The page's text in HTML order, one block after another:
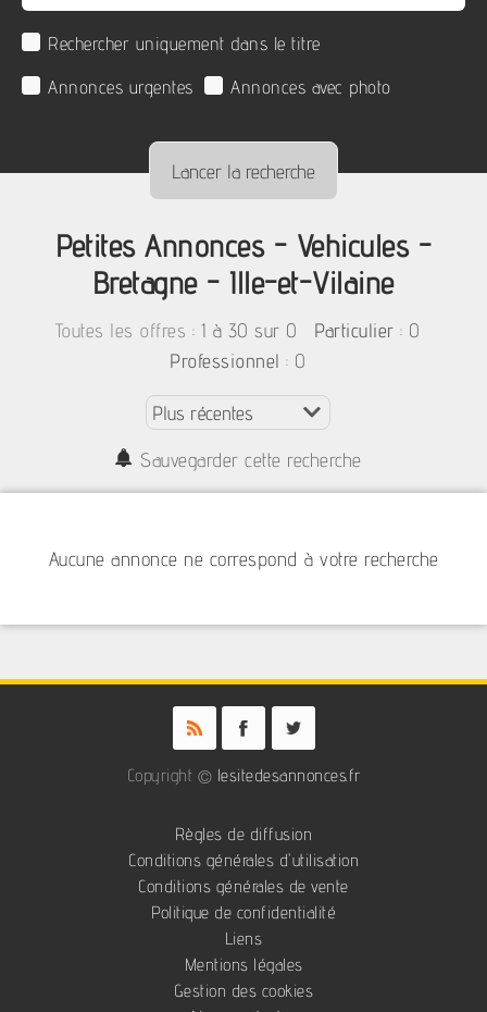
Rechercher uniquement dans le titre
Annonces urgentes
Annonces avec photo
Petites Annonces - Vehicules -
Bretagne - Ille-et-Vilaine
Toutes les offres : 1 à 30 sur 0 Particulier : 0
Professionnel : 0
Sauvegarder cette recherche
Aucune annonce ne correspond à votre recherche
Copyright © lesitedesannonces.fr
Règles de diffusion
Conditions générales d'utilisation
Conditions générales de vente
Politique de confidentialité
Liens
Mentions légales
Gestion des cookies